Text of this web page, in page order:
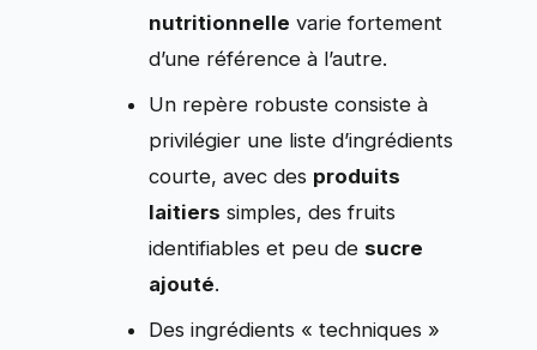
nutritionnelle varie fortement
d’une référence à l’autre.
Un repère robuste consiste à
privilégier une liste d’ingrédients
courte, avec des produits
laitiers simples, des fruits
identifiables et peu de sucre
ajouté.
Des ingrédients « techniques »